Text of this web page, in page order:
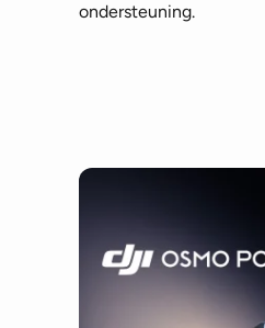
ondersteuning.